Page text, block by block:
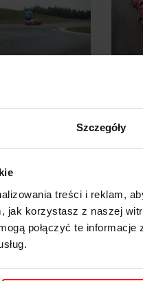
Szczegóły
treści i reklam,
jak korzystasz z naszej
połączyć te